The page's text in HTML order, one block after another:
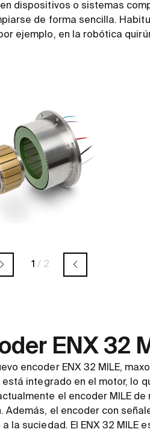
dispositivos o sistemas
de forma sencilla.
ejemplo, en la robótica
1 / 2
ENX 32
encoder ENX 32 MILE,
está integrado en el motor, lo
el encoder MILE
Además, el encoder con
a la suciedad. El ENX 32